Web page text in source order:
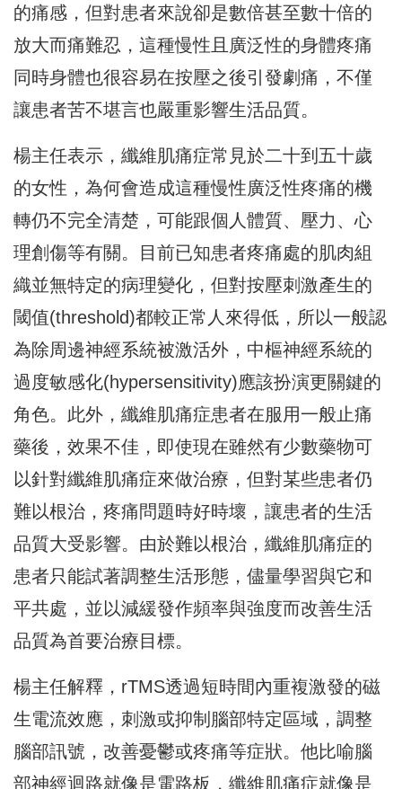
的痛感，但對患者來說卻是數倍甚至數十倍的
放大而痛難忍，這種慢性且廣泛性的身體疼痛
同時身體也很容易在按壓之後引發劇痛，不僅
讓患者苦不堪言也嚴重影響生活品質。
楊主任表示，纖維肌痛症常見於二十到五十歲
的女性，為何會造成這種慢性廣泛性疼痛的機
轉仍不完全清楚，可能跟個人體質、壓力、心
理創傷等有關。目前已知患者疼痛處的肌肉組
織並無特定的病理變化，但對按壓刺激產生的
閾值(threshold)都較正常人來得低，所以一般認
為除周邊神經系統被激活外，中樞神經系統的
過度敏感化(hypersensitivity)應該扮演更關鍵的
角色。此外，纖維肌痛症患者在服用一般止痛
藥後，效果不佳，即使現在雖然有少數藥物可
以針對纖維肌痛症來做治療，但對某些患者仍
難以根治，疼痛問題時好時壞，讓患者的生活
品質大受影響。由於難以根治，纖維肌痛症的
患者只能試著調整生活形態，儘量學習與它和
平共處，並以減緩發作頻率與強度而改善生活
品質為首要治療目標。
楊主任解釋，rTMS透過短時間內重複激發的磁
生電流效應，刺激或抑制腦部特定區域，調整
腦部訊號，改善憂鬱或疼痛等症狀。他比喻腦
部神經迴路就像是電路板，纖維肌痛症就像是